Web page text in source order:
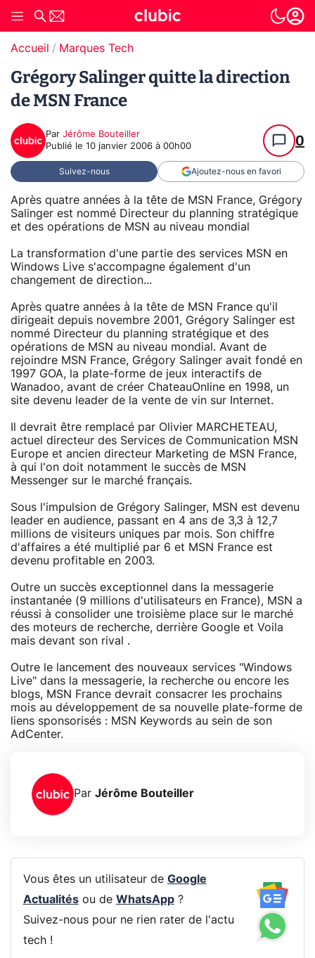
Accueil Marques Tech
Grégory Salinger quitte la direction
de MSN France
Par Jérôme Bouteiller
Publié le 10 janvier 2006 à 00h00 0
Suivez-nous Ajoutez-nous en favori
Après quatre années à la tête de MSN France, Grégory
Salinger est nommé Directeur du planning stratégique
et des opérations de MSN au niveau mondial
La transformation d'une partie des services MSN en
Windows Live s'accompagne également d'un
changement de direction...
Après quatre années à la tête de MSN France qu'il
dirigeait depuis novembre 2001, Grégory Salinger est
nommé Directeur du planning stratégique et des
opérations de MSN au niveau mondial. Avant de
rejoindre MSN France, Grégory Salinger avait fondé en
1997 GOA, la plate-forme de jeux interactifs de
Wanadoo, avant de créer ChateauOnline en 1998, un
site devenu leader de la vente de vin sur Internet.
Il devrait être remplacé par Olivier MARCHETEAU,
actuel directeur des Services de Communication MSN
Europe et ancien directeur Marketing de MSN France,
à qui l'on doit notamment le succès de MSN
Messenger sur le marché français.
Sous l'impulsion de Grégory Salinger, MSN est devenu
leader en audience, passant en 4 ans de 3,3 à 12,7
millions de visiteurs uniques par mois. Son chiffre
d'affaires a été multiplié par 6 et MSN France est
devenu profitable en 2003.
Outre un succès exceptionnel dans la messagerie
instantanée (9 millions d'utilisateurs en France), MSN a
réussi à consolider une troisième place sur le marché
des moteurs de recherche, derrière Google et Voila
mais devant son rival .
Outre le lancement des nouveaux services "Windows
Live" dans la messagerie, la recherche ou encore les
blogs, MSN France devrait consacrer les prochains
mois au développement de sa nouvelle plate-forme de
liens sponsorisés : MSN Keywords au sein de son
AdCenter.
Par Jérôme Bouteiller
Vous êtes un utilisateur de Google
Actualitésou de WhatsApp?
Suivez-nous pour ne rien rater de l'actu
tech !